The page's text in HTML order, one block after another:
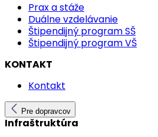
Prax a stáže
Duálne vzdelávanie
Štipendijný program SŠ
Štipendijný program VŠ
KONTAKT
Kontakt
Pre dopravcov
Infraštruktúra